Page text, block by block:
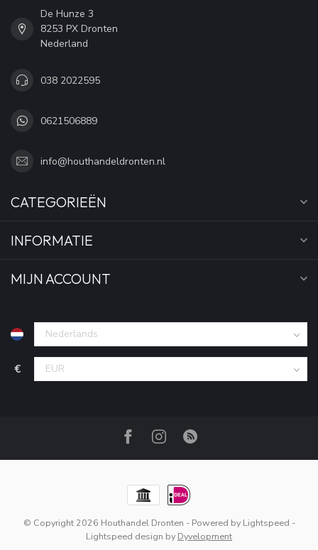
De Hunze 3
8253 PX Dronten
Nederland
038 2022595
0621506889
info@houthandeldronten.nl
CATEGORIEËN
INFORMATIE
MIJN ACCOUNT
€
© Copyright 2026 Houthandel Dronten - Powered by Lightspeed -
Lightspeed design by Dyvelopment